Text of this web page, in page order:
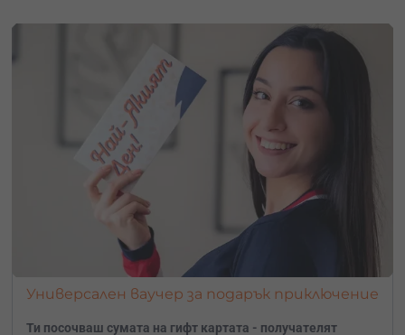
Универсален ваучер за подарък приключение
Ти посочваш сумата на гифт картата - получателят